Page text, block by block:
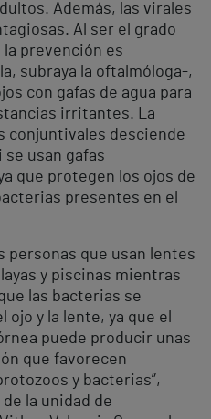
Además, las virales
Al ser el grado
prevención es
subraya la oftalmóloga-,
con gafas de agua para
irritantes. La
conjuntivales desciende
usan gafas
que protegen los ojos de
presentes en el
personas que usan lentes
y piscinas mientras
las bacterias se
y la lente, ya que el
puede producir unas
que favorecen
y bacterias”,
la unidad de